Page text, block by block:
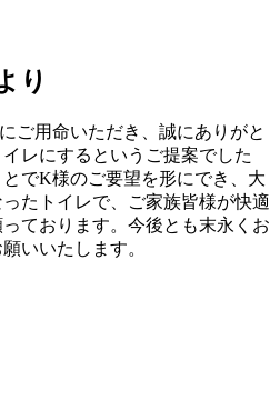
り
ご用命いただき、誠にありがと
レにするというご提案でした
でK様のご要望を形にでき、大
たトイレで、ご家族皆様が快適
ております。今後とも末永くお
いいたします。